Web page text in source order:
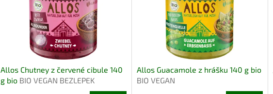
Allos Chutney z červené cibule 140
g bio BIO VEGAN BEZLEPEK
Allos Guacamole z hrášku 140 g bio
BIO VEGAN